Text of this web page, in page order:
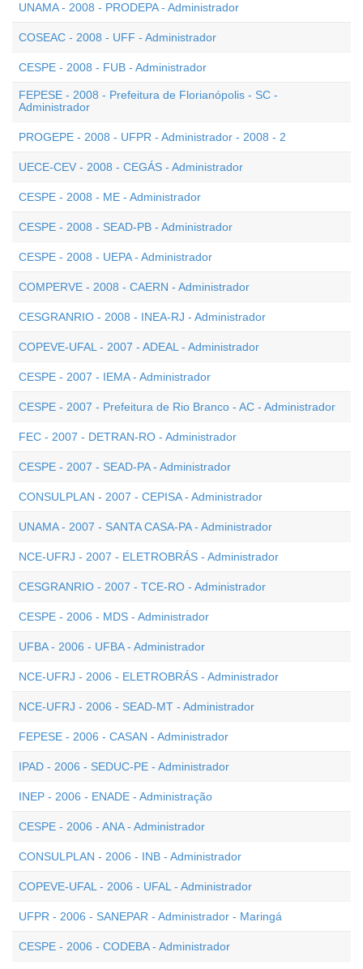
UNAMA - 2008 - PRODEPA - Administrador
COSEAC - 2008 - UFF - Administrador
CESPE - 2008 - FUB - Administrador
FEPESE - 2008 - Prefeitura de Florianópolis - SC -
Administrador
PROGEPE - 2008 - UFPR - Administrador - 2008 - 2
UECE-CEV - 2008 - CEGÁS - Administrador
CESPE - 2008 - ME - Administrador
CESPE - 2008 - SEAD-PB - Administrador
CESPE - 2008 - UEPA - Administrador
COMPERVE - 2008 - CAERN - Administrador
CESGRANRIO - 2008 - INEA-RJ - Administrador
COPEVE-UFAL - 2007 - ADEAL - Administrador
CESPE - 2007 - IEMA - Administrador
CESPE - 2007 - Prefeitura de Rio Branco - AC - Administrador
FEC - 2007 - DETRAN-RO - Administrador
CESPE - 2007 - SEAD-PA - Administrador
CONSULPLAN - 2007 - CEPISA - Administrador
UNAMA - 2007 - SANTA CASA-PA - Administrador
NCE-UFRJ - 2007 - ELETROBRÁS - Administrador
CESGRANRIO - 2007 - TCE-RO - Administrador
CESPE - 2006 - MDS - Administrador
UFBA - 2006 - UFBA - Administrador
NCE-UFRJ - 2006 - ELETROBRÁS - Administrador
NCE-UFRJ - 2006 - SEAD-MT - Administrador
FEPESE - 2006 - CASAN - Administrador
IPAD - 2006 - SEDUC-PE - Administrador
INEP - 2006 - ENADE - Administração
CESPE - 2006 - ANA - Administrador
CONSULPLAN - 2006 - INB - Administrador
COPEVE-UFAL - 2006 - UFAL - Administrador
UFPR - 2006 - SANEPAR - Administrador - Maringá
CESPE - 2006 - CODEBA - Administrador